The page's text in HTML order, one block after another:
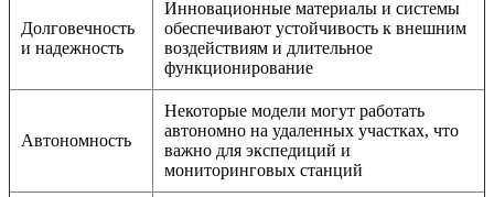
Долговечность
и надежность
Инновационные материалы и системы
обеспечивают устойчивость к внешним
воздействиям и длительное
функционирование
Автономность
Некоторые модели могут работать
автономно на удаленных участках, что
важно для экспедиций и
мониторинговых станций